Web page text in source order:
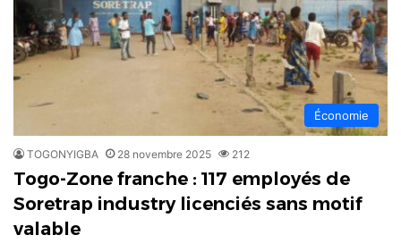
Économie
TOGONYIGBA 28 novembre 2025 212
Togo-Zone franche : 117 employés de
Soretrap industry licenciés sans motif
valable